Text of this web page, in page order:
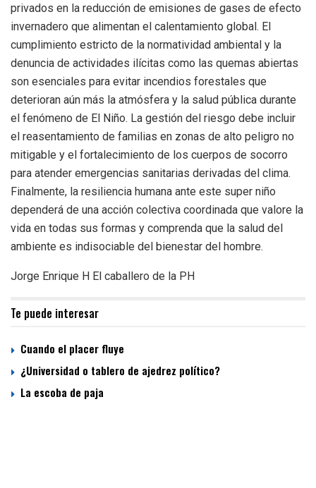
privados en la reducción de emisiones de gases de efecto
invernadero que alimentan el calentamiento global. El
cumplimiento estricto de la normatividad ambiental y la
denuncia de actividades ilícitas como las quemas abiertas
son esenciales para evitar incendios forestales que
deterioran aún más la atmósfera y la salud pública durante
el fenómeno de El Niño. La gestión del riesgo debe incluir
el reasentamiento de familias en zonas de alto peligro no
mitigable y el fortalecimiento de los cuerpos de socorro
para atender emergencias sanitarias derivadas del clima.
Finalmente, la resiliencia humana ante este super niño
dependerá de una acción colectiva coordinada que valore la
vida en todas sus formas y comprenda que la salud del
ambiente es indisociable del bienestar del hombre.
Jorge Enrique H El caballero de la PH
Te puede interesar
Cuando el placer fluye
¿Universidad o tablero de ajedrez político?
La escoba de paja